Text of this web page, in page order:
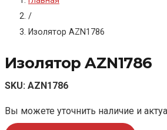
/
Изолятор AZN1786
Изолятор AZN1786
SKU: AZN1786
Вы можете уточнить наличие и